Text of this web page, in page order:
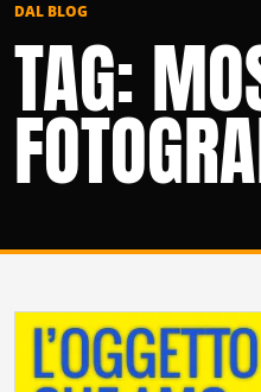
DAL BLOG
TAG: